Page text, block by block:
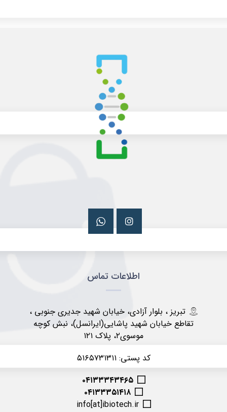
اطلاعات تماس
تبریز ، بلوار آزادی، خیابان شهید جدیری جنوبی ،
تقاطع خیابان شهید پاشایی(ایرانسل)، نبش کوچه
موسوی۲، پلاک ۱۲۱
کد پستی: ۵۱۶۵۷۳۱۳۱۱
۰۴۱۳۳۳۴۳۴۶۵
۰۴۱۳۳۳۵۱۴۱۸
info[at]ibiotech.ir